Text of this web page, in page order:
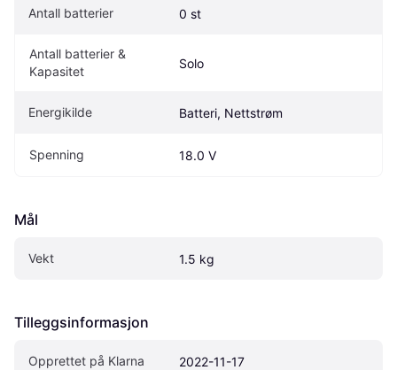
Antall batterier 0 st
Antall batterier &
Kapasitet
Solo
Energikilde Batteri, Nettstrøm
Spenning 18.0 V
Mål
Vekt 1.5 kg
Tilleggsinformasjon
Opprettet på Klarna 2022-11-17